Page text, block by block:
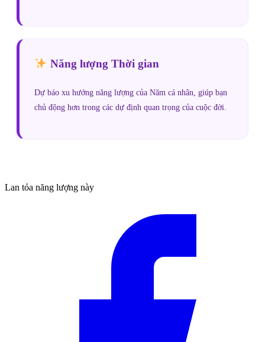
Năng lượng Thời gian
Dự báo xu hướng năng lượng của Năm cá nhân, giúp bạn
chủ động hơn trong các dự định quan trọng của cuộc đời.
Lan tỏa năng lượng này